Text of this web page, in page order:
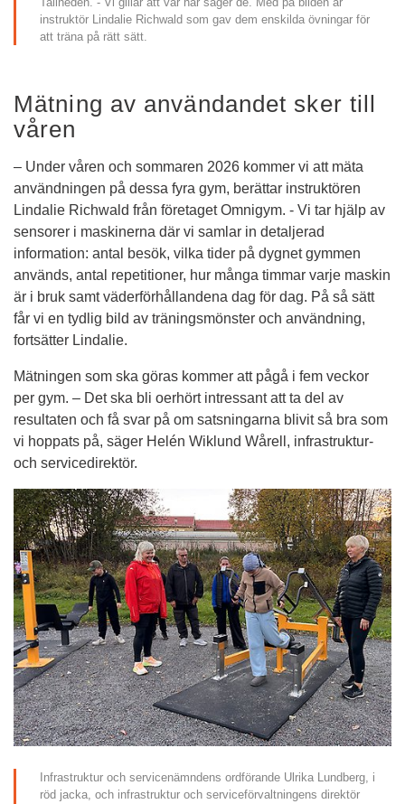
instruktör Lindalie Richwald som gav dem enskilda övningar för
att träna på rätt sätt.
Mätning av användandet sker till
våren
– Under våren och sommaren 2026 kommer vi att mäta
användningen på dessa fyra gym, berättar instruktören
Lindalie Richwald från företaget Omnigym. - Vi tar hjälp av
sensorer i maskinerna där vi samlar in detaljerad
information: antal besök, vilka tider på dygnet gymmen
används, antal repetitioner, hur många timmar varje maskin
är i bruk samt väderförhållandena dag för dag. På så sätt
får vi en tydlig bild av träningsmönster och användning,
fortsätter Lindalie.
Mätningen som ska göras kommer att pågå i fem veckor
per gym. – Det ska bli oerhört intressant att ta del av
resultaten och få svar på om satsningarna blivit så bra som
vi hoppats på, säger Helén Wiklund Wårell, infrastruktur-
och servicedirektör.
Infrastruktur och servicenämndens ordförande Ulrika Lundberg, i
röd jacka, och infrastruktur och serviceförvaltningens direktör